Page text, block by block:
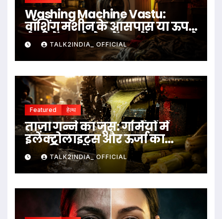
Washing Machine Vastu:
वॉशिंग मशीन के आसपास या ऊपर
ये चीजें रखने से बचें, जानें क्या कहते
हैं वास्तु नियम
TALK2INDIA_ OFFICIAL
Featured हेल्थ
ताज़ा गन्ने का जूस: गर्मियों में
इलेक्ट्रोलाइट्स और ऊर्जा का
प्राकृतिक स्रोत
TALK2INDIA_ OFFICIAL